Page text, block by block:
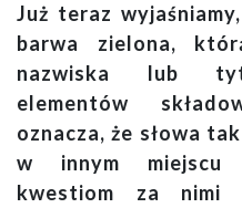
Już teraz
barwa zielona,
nazwiska lub
elementów
oznacza, że słowa
w innym miejscu
kwestiom za nimi